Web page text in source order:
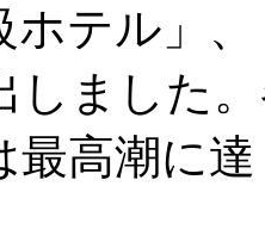
ホテル」
しました
最高潮に